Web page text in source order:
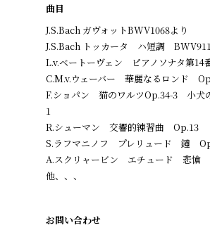
曲目
J.S.Bach ガヴォットBWV1068より
J.S.Bach トッカータ ハ短調 BWV911
L.v.ベートーヴェン ピアノソナタ第
C.M.v.ウェーバー 華麗なるロンド
F.ショパン 猫のワルツOp.34-3 小犬
1
R.シューマン 交響的練習曲 Op.13
S.ラフマニノフ プレリュード 鐘
A.スクリャービン エチュード 悲愴
他、、、
お問い合わせ